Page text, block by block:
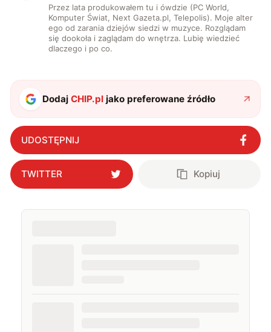
Przez lata produkowałem tu i ówdzie (PC World,
Komputer Świat, Next Gazeta.pl, Telepolis). Moje alter
ego od zarania dziejów siedzi w muzyce. Rozglądam
się dookoła i zaglądam do wnętrza. Lubię wiedzieć
dlaczego i po co.
DodajCHIP.pl jako preferowane źródło
UDOSTĘPNIJ
TWITTER Kopiuj